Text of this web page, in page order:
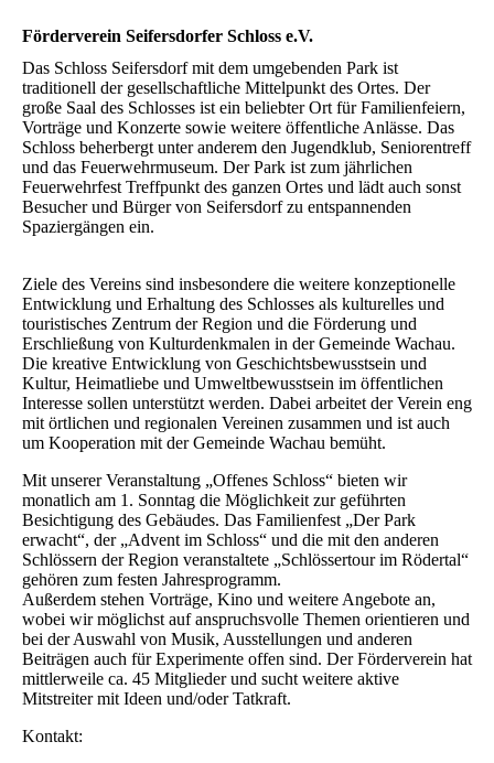
Förderverein Seifersdorfer Schloss e.V.
Das Schloss Seifersdorf mit dem umgebenden Park ist
traditionell der gesellschaftliche Mittelpunkt des Ortes. Der
große Saal des Schlosses ist ein beliebter Ort für Familienfeiern,
Vorträge und Konzerte sowie weitere öffentliche Anlässe. Das
Schloss beherbergt unter anderem den Jugendklub, Seniorentreff
und das Feuerwehrmuseum. Der Park ist zum jährlichen
Feuerwehrfest Treffpunkt des ganzen Ortes und lädt auch sonst
Besucher und Bürger von Seifersdorf zu entspannenden
Spaziergängen ein.
Ziele des Vereins sind insbesondere die weitere konzeptionelle
Entwicklung und Erhaltung des Schlosses als kulturelles und
touristisches Zentrum der Region und die Förderung und
Erschließung von Kulturdenkmalen in der Gemeinde Wachau.
Die kreative Entwicklung von Geschichtsbewusstsein und
Kultur, Heimatliebe und Umweltbewusstsein im öffentlichen
Interesse sollen unterstützt werden. Dabei arbeitet der Verein eng
mit örtlichen und regionalen Vereinen zusammen und ist auch
um Kooperation mit der Gemeinde Wachau bemüht.
Mit unserer Veranstaltung „Offenes Schloss“ bieten wir
monatlich am 1. Sonntag die Möglichkeit zur geführten
Besichtigung des Gebäudes. Das Familienfest „Der Park
erwacht“, der „Advent im Schloss“ und die mit den anderen
Schlössern der Region veranstaltete „Schlössertour im Rödertal“
gehören zum festen Jahresprogramm.
Außerdem stehen Vorträge, Kino und weitere Angebote an,
wobei wir möglichst auf anspruchsvolle Themen orientieren und
bei der Auswahl von Musik, Ausstellungen und anderen
Beiträgen auch für Experimente offen sind. Der Förderverein hat
mittlerweile ca. 45 Mitglieder und sucht weitere aktive
Mitstreiter mit Ideen und/oder Tatkraft.
Kontakt: